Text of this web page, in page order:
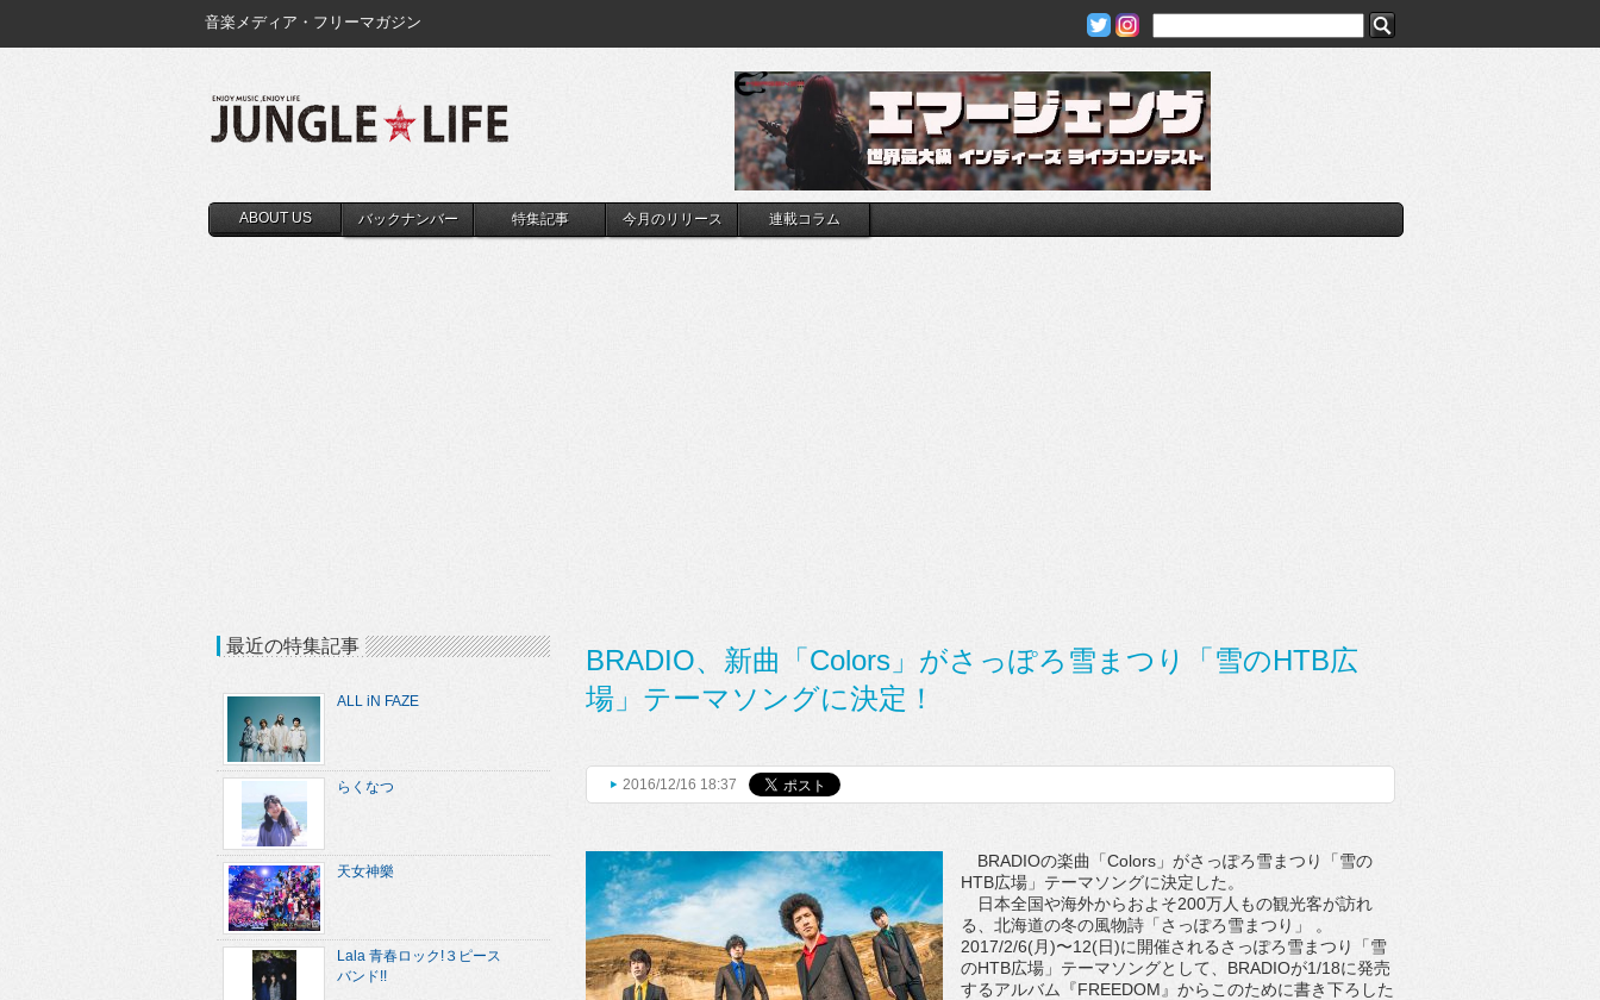
音楽メディア・フリーマガジン
ABOUT US バックナンバー 特集記事 今月のリリース 連載コラム
BRADIO、新曲「Colors」がさっぽろ雪まつり「雪のHTB広
場」テーマソングに決定！
2016/12/16 18:37
BRADIOの楽曲「Colors」がさっぽろ雪まつり「雪の
HTB広場」テーマソングに決定した。
日本全国や海外からおよそ200万人もの観光客が訪れ
る、北海道の冬の風物詩「さっぽろ雪まつり」 。
2017/2/6(月)〜12(日)に開催されるさっぽろ雪まつり「雪
のHTB広場」テーマソングとして、BRADIOが1/18に発売
するアルバム『FREEDOM』からこのために書き下ろした
最近の特集記事
ALL iN FAZE
らくなつ
天女神樂
Lala 青春ロック!３ピース
バンド!!